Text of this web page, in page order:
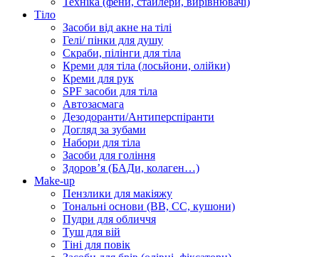
Тіло
Засоби від акне на тілі
Гелі/ пінки для душу
Скраби, пілінги для тіла
Креми для тіла (лосьйони, олійки)
Креми для рук
SPF засоби для тіла
Автозасмага
Дезодоранти/Антиперспіранти
Догляд за зубами
Набори для тіла
Засоби для гоління
Здоровʼя (БАДи, колаген…)
Make-up
Пензлики для макіяжу
Тональні основи (BB, CC, кушони)
Пудри для обличчя
Туш для вій
Тіні для повік